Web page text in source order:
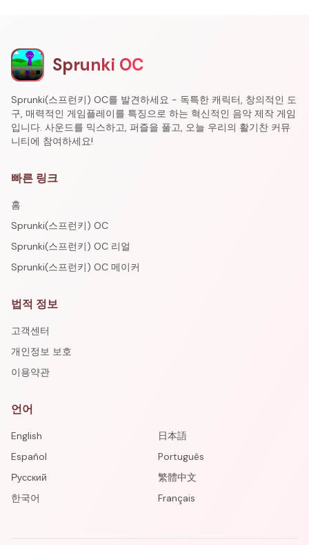
Sprunki OC
Sprunki(스프런키) OC를 발견하세요 - 독특한 캐릭터, 창의적인 도
구, 매력적인 게임플레이를 특징으로 하는 혁신적인 음악 제작 게임
입니다. 사운드를 믹스하고, 퍼즐을 풀고, 오늘 우리의 활기찬 커뮤
니티에 참여하세요!
빠른 링크
홈
Sprunki(스프런키) OC
Sprunki(스프런키) OC 리얼
Sprunki(스프런키) OC 메이커
법적 정보
고객센터
개인정보 보호
이용약관
언어
English
日本語
Español
Português
Русский
繁體中文
한국어
Français